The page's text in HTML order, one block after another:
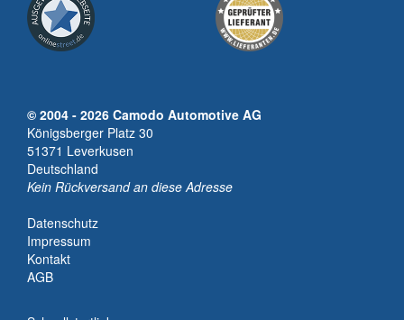
© 2004 - 2026 Camodo Automotive AG
Königsberger Platz 30
51371 Leverkusen
Deutschland
Kein Rückversand an diese Adresse
Datenschutz
Impressum
Kontakt
AGB